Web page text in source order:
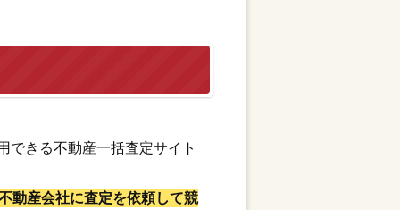
できる不動産一括査定サイト
動産会社に査定を依頼して競